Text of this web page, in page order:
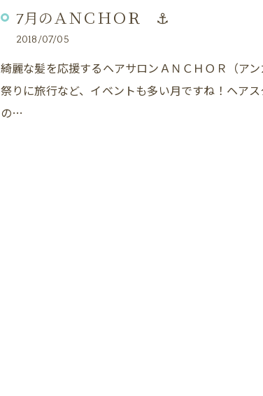
7月のＡＮＣＨＯＲ ⚓
2018/07/05
綺麗な髪を応援するヘアサロンＡＮＣＨＯＲ（
祭りに旅行など、イベントも多い月ですね！ヘア
の…